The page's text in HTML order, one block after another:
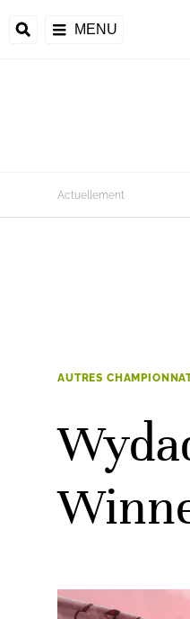
MENU
de la CAF
Actuellement
AUTRES